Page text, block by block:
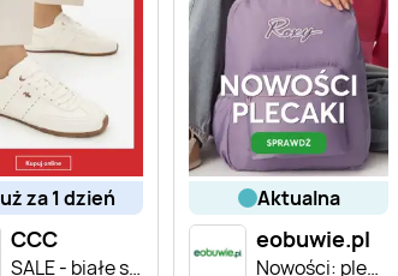
już za 1 dzień
CCC
SALE - białe sneakersy damskie
aktualna
eobuwie.pl
Nowości: plecaki!